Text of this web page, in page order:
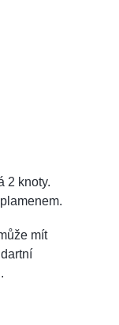
2 knoty.
mít